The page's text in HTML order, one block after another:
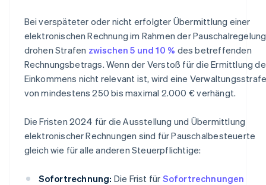
Bei verspäteter oder nicht erfolgter Übermittlung einer
elektronischen Rechnung im Rahmen der Pauschalregelung
drohen Strafen zwischen 5 und 10 % des betreffenden
Rechnungsbetrags. Wenn der Verstoß für die Ermittlung
Einkommens nicht relevant ist, wird eine
von mindestens 250 bis maximal 2.000 € verhängt.
Die Fristen 2024 für die Ausstellung und Übermittlung
elektronischer Rechnungen sind für Pauschalbesteuerte
gleich wie für alle anderen Steuerpflichtige:
Sofortrechnung: Die Frist für Sofortrechnungen